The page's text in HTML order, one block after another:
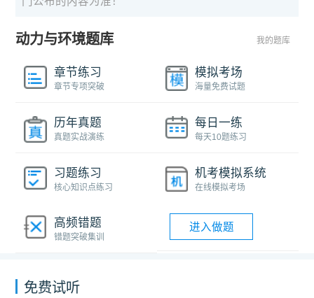
动力与环境题库 我的题库
章节练习
章节专项突破
模拟考场
海量免费试题
历年真题
真题实战演练
每日一练
每天10题练习
习题练习
核心知识点练习
机考模拟系统
在线模拟考场
高频错题
错题突破集训
进入做题
免费试听